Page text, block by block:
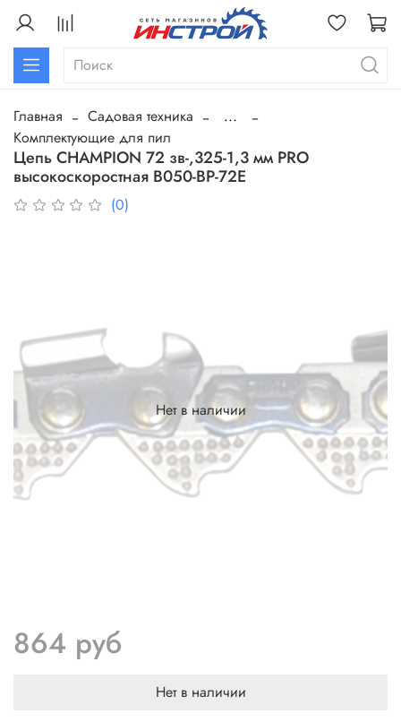
Главная Садовая техника
...
Комплектующие для пил
Цепь CHAMPION 72 зв-,325-1,3 мм PRO
высокоскоростная B050-BP-72E
(0)
Нет в наличии
864 руб
Нет в наличии